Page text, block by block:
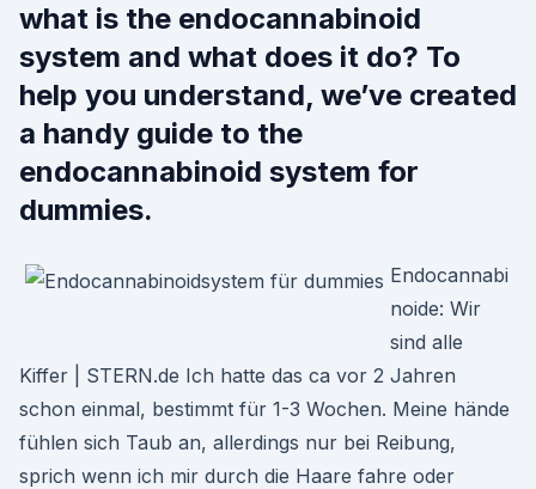
what is the endocannabinoid
system and what does it do? To
help you understand, we’ve created
a handy guide to the
endocannabinoid system for
dummies.
Endocannabi
noide: Wir
sind alle
Kiffer | STERN.de Ich hatte das ca vor 2 Jahren
schon einmal, bestimmt für 1-3 Wochen. Meine hände
fühlen sich Taub an, allerdings nur bei Reibung,
sprich wenn ich mir durch die Haare fahre oder